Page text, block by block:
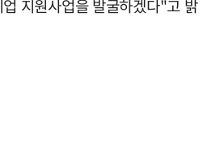
지원사업을 발굴하겠다"고 밝